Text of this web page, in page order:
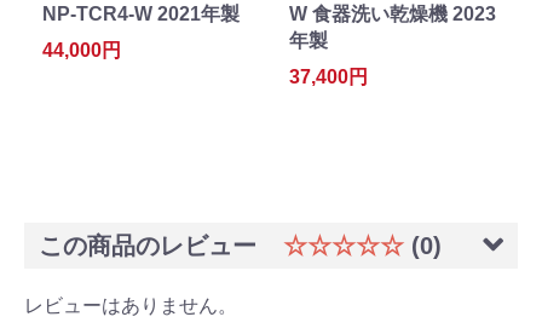
NP-TCR4-W 2021年製
44,000円
W 食器洗い乾燥機 2023
年製
37,400円
この商品のレビュー ☆☆☆☆☆ (0)
レビューはありません。